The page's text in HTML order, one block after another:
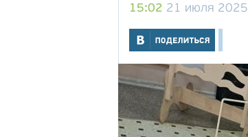
15:02 21 июля 2025